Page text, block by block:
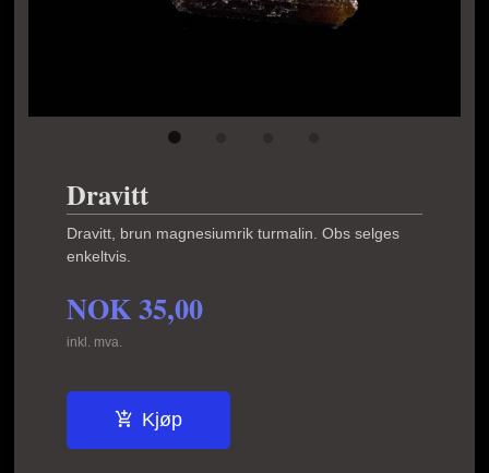
Dravitt
Dravitt, brun magnesiumrik turmalin. Obs selges
enkeltvis.
NOK35,00
inkl. mva.
Kjøp